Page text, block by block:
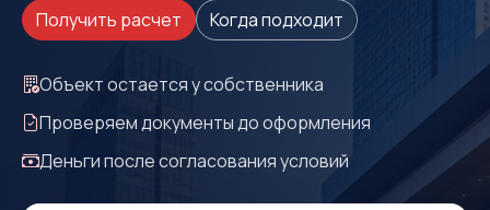
Получить расчет Когда подходит
Объект остается у собственника
Проверяем документы до оформления
Деньги после согласования условий